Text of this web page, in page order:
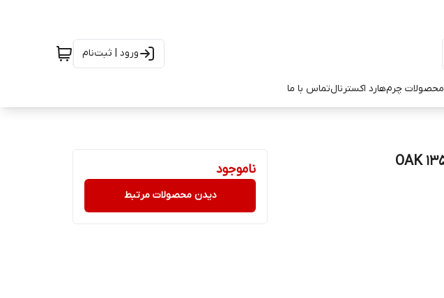
ورود | ثبت‌نام
محصولات چرمهارد اکسترنالتماس با ما
ناموجود
دیدن محصولات مرتبط